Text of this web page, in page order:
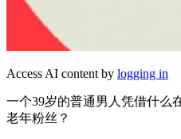
Access AI content by logging in
一个39岁的普通男人凭借什么
老年粉丝？